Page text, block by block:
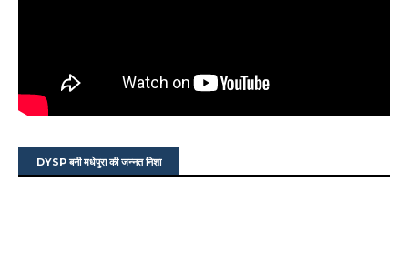
DYSP बनी मधेपुरा की जन्नत निशा